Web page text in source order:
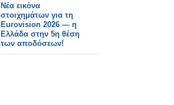
Νέα εικόνα
στοιχημάτων για τη
Eurovision 2026 — η
Ελλάδα στην 5η θέση
των αποδόσεων!